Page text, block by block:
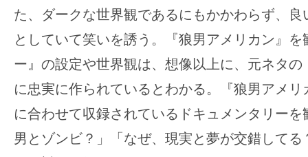
た、ダークな世界観であるにもかかわらず、
としていて笑いを誘う。『狼男アメリカン』
ー』の設定や世界観は、想像以上に、元ネタ
に忠実に作られているとわかる。『狼男アメ
に合わせて収録されているドキュメンタリー
男とゾンビ？」「なぜ、現実と夢が交錯して